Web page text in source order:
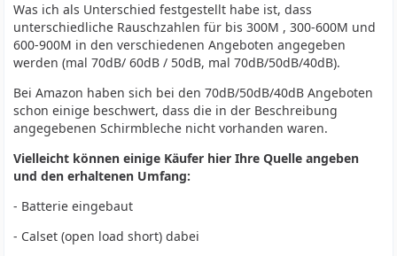
Was ich als Unterschied festgestellt habe ist, dass
unterschiedliche Rauschzahlen für bis 300M , 300-600M und
600-900M in den verschiedenen Angeboten angegeben
werden (mal 70dB/ 60dB / 50dB, mal 70dB/50dB/40dB).
Bei Amazon haben sich bei den 70dB/50dB/40dB Angeboten
schon einige beschwert, dass die in der Beschreibung
angegebenen Schirmbleche nicht vorhanden waren.
Vielleicht können einige Käufer hier Ihre Quelle angeben
und den erhaltenen Umfang:
- Batterie eingebaut
- Calset (open load short) dabei